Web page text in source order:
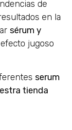
de
en la
sérum y
jugoso
serum
tienda